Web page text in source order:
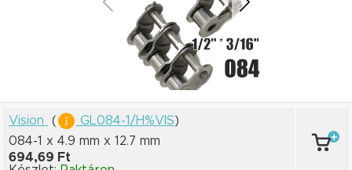
Vision ( GL084-1/H%VIS)
084-1 x 4.9 mm x 12.7 mm
694,69 Ft